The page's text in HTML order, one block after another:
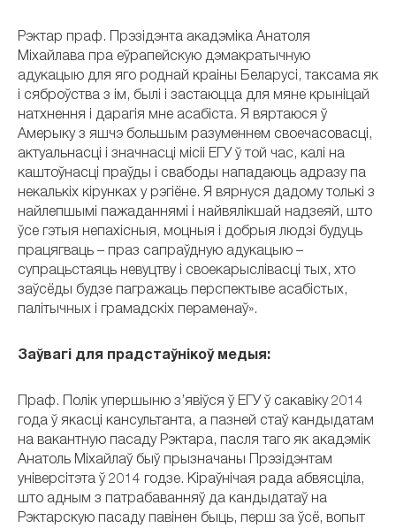
Рэктар праф. Прэзідэнта акадэміка Анатоля
Міхайлава пра еўрапейскую дэмакратычную
адукацыю для яго роднай краіны Беларусі, таксама як
і сяброўства з ім, былі і застаюцца для мяне крыніцай
натхнення і дарагія мне асабіста. Я вяртаюся ў
Амерыку з яшчэ большым разуменнем своечасовасці,
актуальнасці і значнасці місіі ЕГУ ў той час, калі на
каштоўнасці праўды і свабоды нападаюць адразу па
некалькіх кірунках у рэгіёне. Я вярнуся дадому толькі з
найлепшымі пажаданнямі і найвялікшай надзеяй, што
ўсе гэтыя непахісныя, моцныя і добрыя людзі будуць
працягваць – праз сапраўдную адукацыю –
супрацьстаяць невуцтву і своекарыслівасці тых, хто
заўсёды будзе пагражаць перспектыве асабістых,
палітычных і грамадскіх пераменаў».
Заўвагі для прадстаўнікоў медыя:
Праф. Полік упершыню з’явіўся ў ЕГУ ў сакавіку 2014
года ў якасці кансультанта, а пазней стаў кандыдатам
на вакантную пасаду Рэктара, пасля таго як акадэмік
Анатоль Міхайлаў быў прызначаны Прэзідэнтам
універсітэта ў 2014 годзе. Кіраўнічая рада абвясціла,
што адным з патрабаванняў да кандыдатаў на
Рэктарскую пасаду павінен быць, перш за ўсё, вопыт